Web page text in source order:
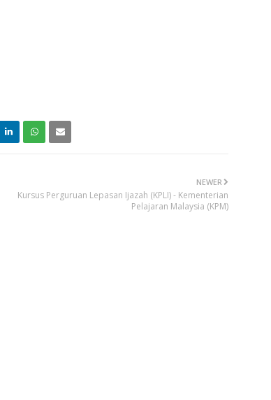
NEWER
Kursus Perguruan Lepasan Ijazah (KPLI) - Kementerian
Pelajaran Malaysia (KPM)